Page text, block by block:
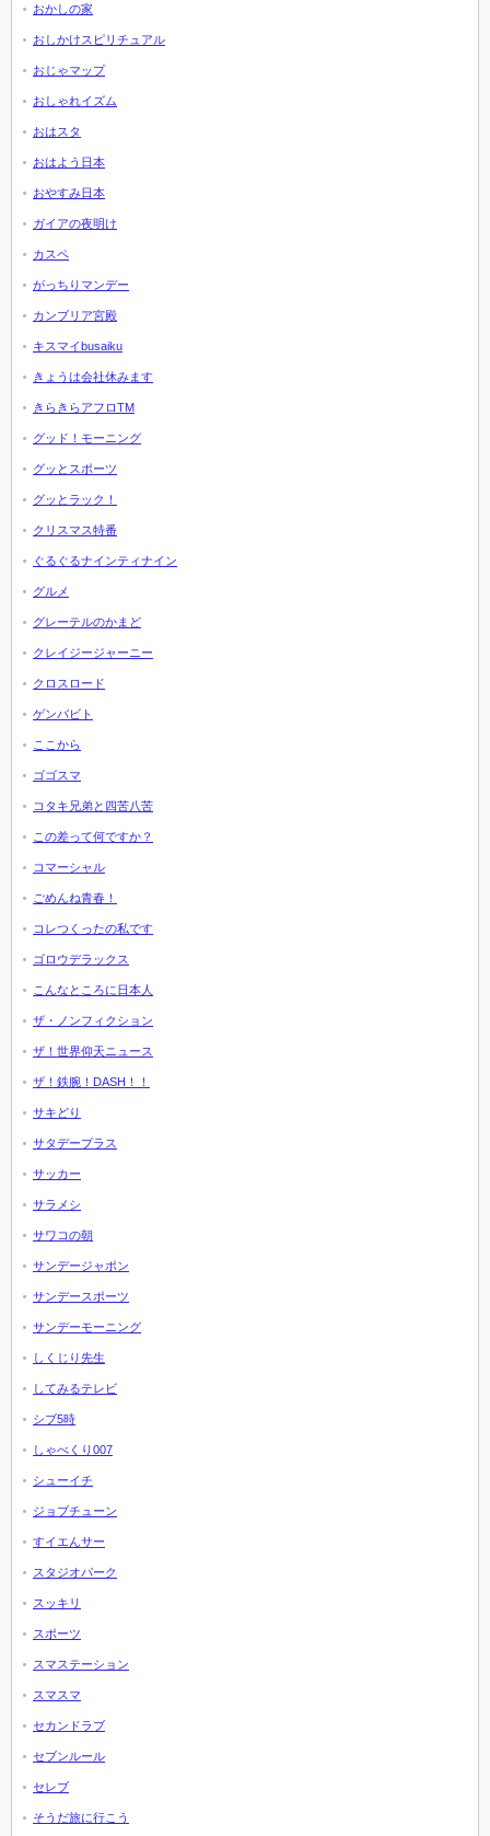
おかしの家
おしかけスピリチュアル
おじゃマップ
おしゃれイズム
おはスタ
おはよう日本
おやすみ日本
ガイアの夜明け
カスペ
がっちりマンデー
カンブリア宮殿
キスマイbusaiku
きょうは会社休みます
きらきらアフロTM
グッド！モーニング
グッとスポーツ
グッとラック！
クリスマス特番
ぐるぐるナインティナイン
グルメ
グレーテルのかまど
クレイジージャーニー
クロスロード
ゲンバビト
ここから
ゴゴスマ
コタキ兄弟と四苦八苦
この差って何ですか？
コマーシャル
ごめんね青春！
コレつくったの私です
ゴロウデラックス
こんなところに日本人
ザ・ノンフィクション
ザ！世界仰天ニュース
ザ！鉄腕！DASH！！
サキどり
サタデープラス
サッカー
サラメシ
サワコの朝
サンデージャポン
サンデースポーツ
サンデーモーニング
しくじり先生
してみるテレビ
シブ5時
しゃべくり007
シューイチ
ジョブチューン
すイエんサー
スタジオパーク
スッキリ
スポーツ
スマステーション
スマスマ
セカンドラブ
セブンルール
セレブ
そうだ旅に行こう